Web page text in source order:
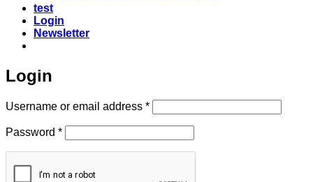
test
Login
Newsletter
Login
Username or email address *Required
Password *Required